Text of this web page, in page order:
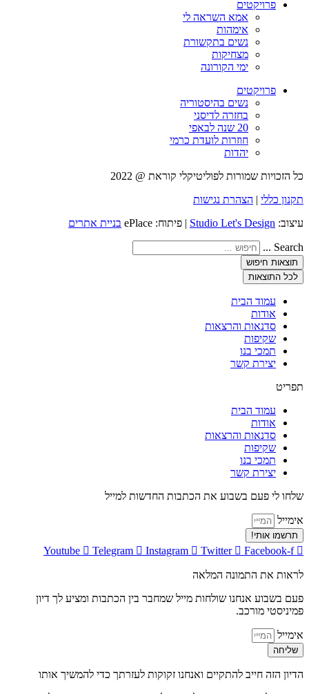
פרויקטים
אמא השראה לי
אימהות
נשים בתקשורת
מצחיקות
ימי הקורונה
פרויקטים
נשים בהיסטוריה
בחזרה לדיסני
20 שנה לבאפי
חוזרות לועדת כרמי
יהדות
כל הזכויות שמורות לפוליטיקלי קוראת @ 2022
תקנון כללי | הצהרת נגישות
עיצוב: Studio Let's Design | פיתוח: ePlace בניית אתרים
Search ...
תוצאות חיפוש
לכל התוצאות
עמוד הבית
אודות
סדנאות והרצאות
שקיפות
תמכי בנו
יצירת קשר
תפריט
עמוד הבית
אודות
סדנאות והרצאות
שקיפות
תמכי בנו
יצירת קשר
שלחו לי פעם בשבוע את הכתבות החדשות למייל
אימייל
תרשמו אותי!
Youtube Telegram Instagram Twitter Facebook-f
לראות את התמונה המלאה
פעם בשבוע אנחנו שולחות מייל שמחבר בין הכתבות ומציע לך דיון
פמיניסטי מורכב.
אימייל
שליחה
הדיון הזה חייב להתקיים ואנחנו זקוקות לעזרתך כדי להמשיך אותו